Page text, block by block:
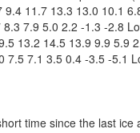
11.7 13.3 13.0 10.1
7.9 5.0 2.2 -1.3 -2.8
13.2 14.5 13.9 9.9 5.9
7.1 3.5 0.4 -3.5 -5.1
time since the last ice